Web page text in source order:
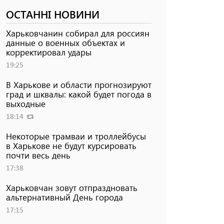
ОСТАННІ НОВИНИ
Харьковчанин собирал для россиян
данные о военных объектах и ​​
корректировал удары
19:25
В Харькове и области прогнозируют
град и шквалы: какой будет погода в
выходные
18:14
Некоторые трамваи и троллейбусы
в Харькове не будут курсировать
почти весь день
17:38
Харьковчан зовут отпраздновать
альтернативный День города
17:15